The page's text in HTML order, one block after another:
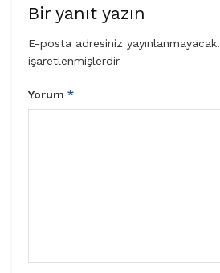
Bir yanıt yazın
E-posta adresiniz yayınlanmayacak.
işaretlenmişlerdir
Yorum *